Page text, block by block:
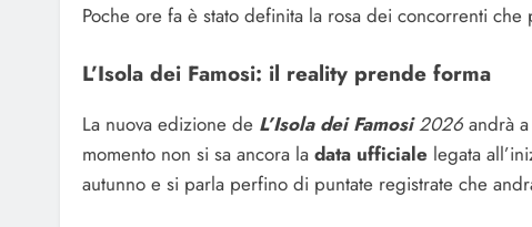
Poche ore fa è stato definita la rosa dei concorrenti
L’Isola dei Famosi: il reality prende forma
La nuova edizione de L’Isola dei Famosi2026 andrà
momento non si sa ancora la data ufficiale legata
autunno e si parla perfino di puntate registrate che